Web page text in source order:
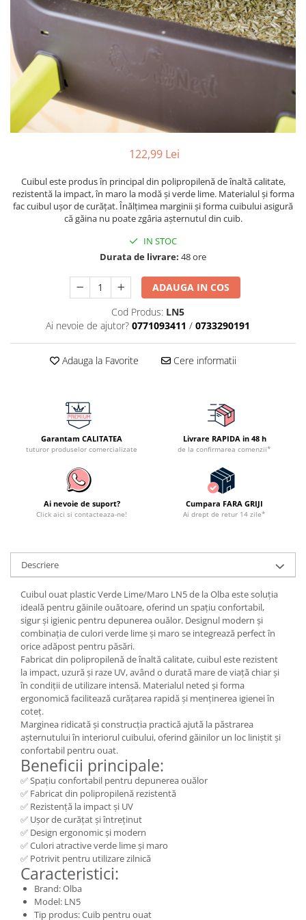
122,99 Lei
Cuibul este produs în principal din polipropilenă de înaltă calitate,
rezistentă la impact, în maro la modă și verde lime. Materialul și forma
fac cuibul ușor de curățat. Înălțimea marginii și forma cuibului asigură
că găina nu poate zgâria așternutul din cuib.
IN STOC
Durata de livrare: 48 ore
ADAUGA IN COS
Cod Produs: LN5
Ai nevoie de ajutor? 0771093411 / 0733290191
Adauga la Favorite Cere informatii
Garantam CALITATEA
tuturor produselor comercializate
Livrare RAPIDA in 48 h
de la confirmarea comenzii*
Ai nevoie de suport?
Click aici si contacteaza-ne!
Cumpara FARA GRIJI
Ai drept de retur 14 zile*
Descriere
Cuibul ouat plastic Verde Lime/Maro LN5 de la Olba este soluția
ideală pentru găinile ouătoare, oferind un spațiu confortabil,
sigur și igienic pentru depunerea ouălor. Designul modern și
combinația de culori verde lime și maro se integrează perfect în
orice adăpost pentru păsări.
Fabricat din polipropilenă de înaltă calitate, cuibul este rezistent
la impact, uzură și raze UV, având o durată mare de viață chiar și
în condiții de utilizare intensă. Materialul neted și forma
ergonomică facilitează curățarea rapidă și menținerea igienei în
coteț.
Marginea ridicată și construcția practică ajută la păstrarea
așternutului în interiorul cuibului, oferind găinilor un loc liniștit și
confortabil pentru ouat.
Beneficii principale:
✅ Spațiu confortabil pentru depunerea ouălor
✅ Fabricat din polipropilenă rezistentă
✅ Rezistență la impact și UV
✅ Ușor de curățat și întreținut
✅ Design ergonomic și modern
✅ Culori atractive verde lime și maro
✅ Potrivit pentru utilizare zilnică
Caracteristici:
Brand: Olba
Model: LN5
Tip produs: Cuib pentru ouat